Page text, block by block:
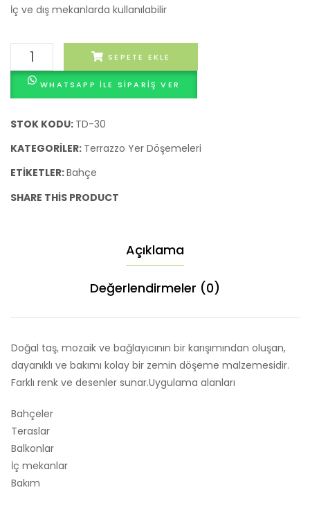
İç ve dış mekanlarda kullanılabilir
Terrazzo
Yer
Döşemesi
adet
SEPETE EKLE
WHATSAPP ILE SIPARIŞ VER
STOK KODU: TD-30
KATEGORILER: Terrazzo Yer Döşemeleri
ETIKETLER:Bahçe
SHARE THIS PRODUCT
Açıklama
Değerlendirmeler (0)
Doğal taş, mozaik ve bağlayıcının bir karışımından oluşan,
dayanıklı ve bakımı kolay bir zemin döşeme malzemesidir.
Farklı renk ve desenler sunar.Uygulama alanları
Bahçeler
Teraslar
Balkonlar
İç mekanlar
Bakım